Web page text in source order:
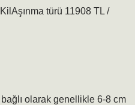
türü 11908 TL /
olarak genellikle 6-8 cm